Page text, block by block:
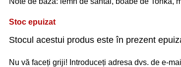
Stoc epuizat
Stocul acestui produs este în prezent
Nu vă faceți griji! Introduceți adresa dvs. de e-